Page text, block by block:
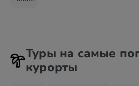
Туры на самые
курорты